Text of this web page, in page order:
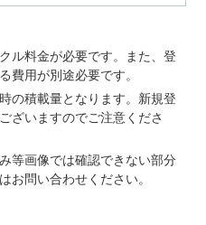
ル料金が必要です。また、登
費用が別途必要です。
の積載量となります。新規登
ざいますのでご注意くださ
等画像では確認できない部分
お問い合わせください。